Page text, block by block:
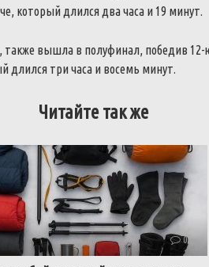
который длился два часа и 19 минут.
также вышла в полуфинал, победив
длился три часа и восемь минут.
Читайте так же
0